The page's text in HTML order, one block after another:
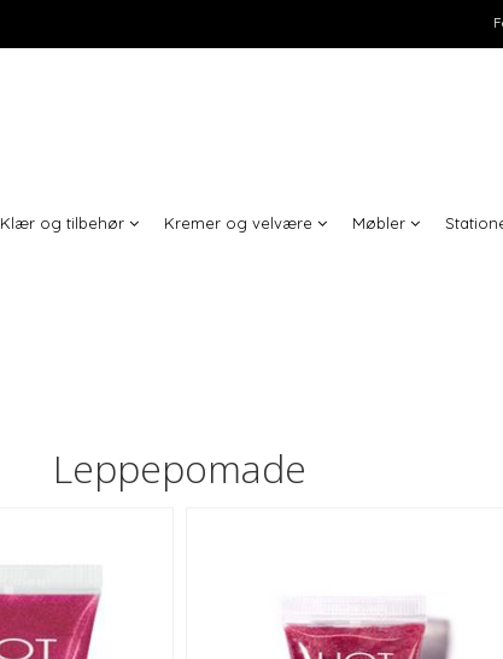
Klær og tilbehør Kremer og velvære Møbler
Leppepomade